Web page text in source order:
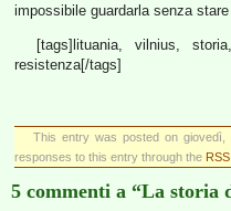
impossibile guardarla senza
[tags]lituania, vilnius,
resistenza[/tags]
This entry was posted on
responses to this entry through the
5 commenti a “La storia